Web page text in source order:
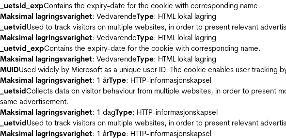
_uetsid_expContains the expiry-date for the cookie with corresponding name.
Maksimal lagringsvarighet: VedvarendeType: HTML lokal lagring
_uetvidUsed to track visitors on multiple websites, in order to present relevant
Maksimal lagringsvarighet: VedvarendeType: HTML lokal lagring
_uetvid_expContains the expiry-date for the cookie with corresponding name.
Maksimal lagringsvarighet: VedvarendeType: HTML lokal lagring
MUIDUsed widely by Microsoft as a unique user ID. The cookie enables user tracking
Maksimal lagringsvarighet: 1 årType: HTTP-informasjonskapsel
_uetsidCollects data on visitor behaviour from multiple websites, in order to present
same advertisement.
Maksimal lagringsvarighet: 1 dagType: HTTP-informasjonskapsel
_uetvidUsed to track visitors on multiple websites, in order to present relevant
Maksimal lagringsvarighet: 1 årType: HTTP-informasjonskapsel